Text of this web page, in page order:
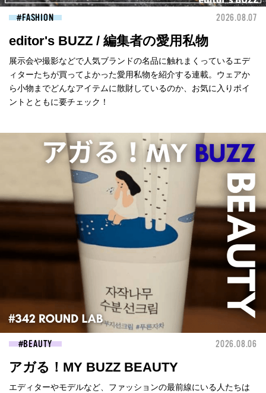
FASHION 2026.08.07
editor's BUZZ / 編集者の愛用私物
展示会や撮影などで人気ブランドの名品に触れまくっているエデ
ィターたちが買ってよかった愛用私物を紹介する連載。ウェアか
ら小物までどんなアイテムに散財しているのか、お気に入りポイ
ントとともに要チェック！
BEAUTY 2026.08.06
アガる！MY BUZZ BEAUTY
エディターやモデルなど、ファッションの最前線にいる人たちは